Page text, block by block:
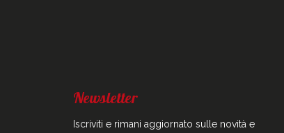
Newsletter
Iscriviti e rimani aggiornato sulle novità e